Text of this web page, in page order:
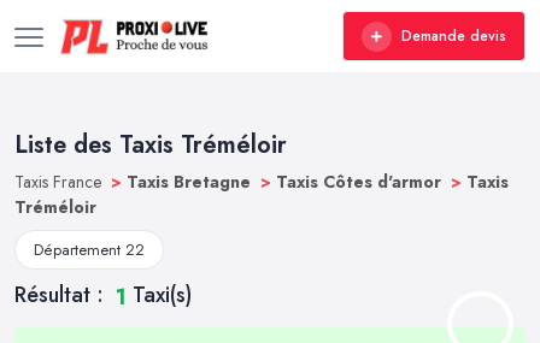
Demande devis
Liste des Taxis Tréméloir
Taxis France > Taxis Bretagne > Taxis Côtes d'armor > Taxis
Tréméloir
Département 22
Résultat : 1 Taxi(s)